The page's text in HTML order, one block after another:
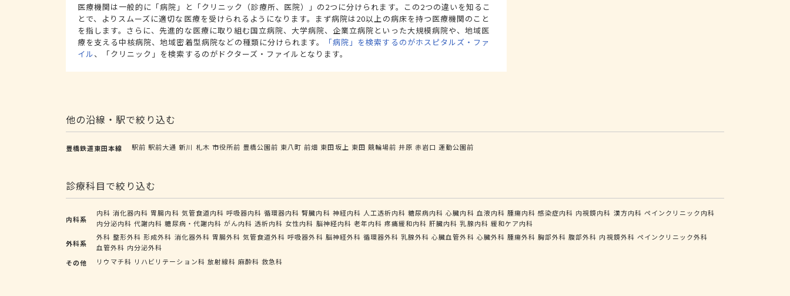
医療機関は一般的に「病院」と「クリニック（診療所、医院）」の2つに分けられます。この2つの違いを知るこ
とで、よりスムーズに適切な医療を受けられるようになります。まず病院は20以上の病床を持つ医療機関のこと
を指します。さらに、先進的な医療に取り組む国立病院、大学病院、企業立病院といった大規模病院や、地域医
療を支える中核病院、地域密着型病院などの種類に分けられます。
「病院」を検索するのがホスピタルズ・ファ
イル、「クリニック」を検索するのがドクターズ・ファイルとなります。
他の沿線・駅で絞り込む
豊橋鉄道東田本線 駅前 駅前大通 新川 札木 市役所前 豊橋公園前 東八町 前畑 東田坂上 東田 競輪場前 井原 赤岩口 運動公園前
診療科目で絞り込む
内科系
内科 消化器内科 胃腸内科 気管食道内科 呼吸器内科 循環器内科 腎臓内科 神経内科 人工透析内科 糖尿病内科 心臓内科 血液内科 腫瘍内科 感染症内科 内視鏡内科 漢方内科 ペインクリニック内科
内分泌内科 代謝内科 糖尿病・代謝内科 がん内科 透析内科 女性内科 脳神経内科 老年内科 疼痛緩和内科 肝臓内科 乳腺内科 緩和ケア内科
外科系
外科 整形外科 形成外科 消化器外科 胃腸外科 気管食道外科 呼吸器外科 脳神経外科 循環器外科 乳腺外科 心臓血管外科 心臓外科 腫瘍外科 胸部外科 腹部外科 内視鏡外科 ペインクリニック外科
血管外科 内分泌外科
その他
リウマチ科 リハビリテーション科 放射線科 麻酔科 救急科